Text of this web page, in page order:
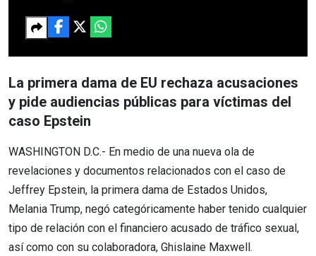
La primera dama de EU rechaza acusaciones
y pide audiencias públicas para víctimas del
caso Epstein
WASHINGTON D.C.- En medio de una nueva ola de
revelaciones y documentos relacionados con el caso de
Jeffrey Epstein, la primera dama de Estados Unidos,
Melania Trump, negó categóricamente haber tenido cualquier
tipo de relación con el financiero acusado de tráfico sexual,
así como con su colaboradora, Ghislaine Maxwell.